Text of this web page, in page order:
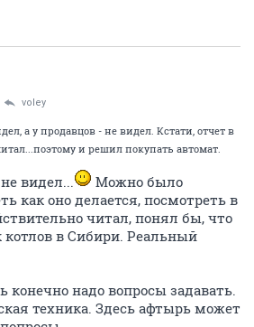
voley
а у продавцов - не видел. Кстати, отчет в
и решил покупать автомат.
видел...
Можно было
как оно делается, посмотреть в
читал, понял бы, что
в Сибири. Реальный
конечно надо вопросы задавать.
техника. Здесь афтырь может